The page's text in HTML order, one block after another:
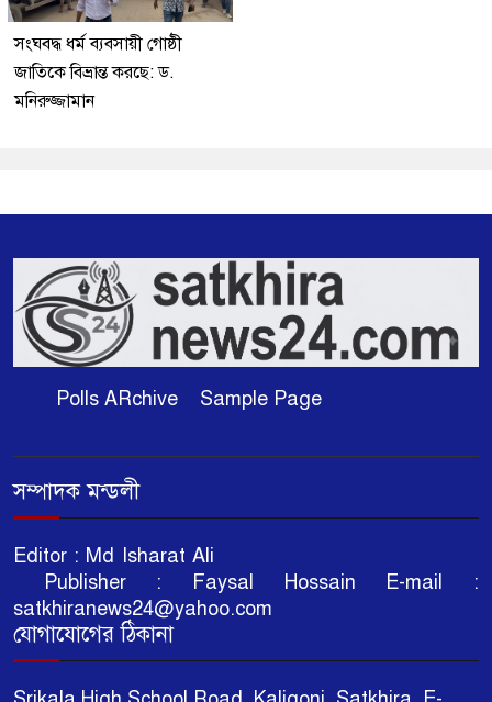
সংঘবদ্ধ ধর্ম ব্যবসায়ী গোষ্ঠী
জাতিকে বিভ্রান্ত করছে: ড.
মনিরুজ্জামান
Polls ARchive Sample Page
সম্পাদক মন্ডলী
Editor : Md Isharat Ali
Publisher : Faysal Hossain E-mail :
satkhiranews24@yahoo.com
যোগাযোগের ঠিকানা